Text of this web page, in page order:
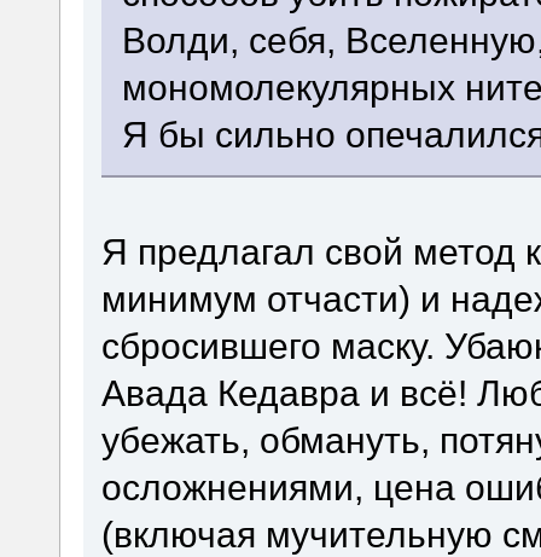
Волди, себя,
мономолекулярных
Я бы сильно
Я предлагал свой метод
минимум отчасти) и
сбросившего маску.
Авада Кедавра и всё!
убежать, обмануть,
осложнениями, цена
(включая мучительную